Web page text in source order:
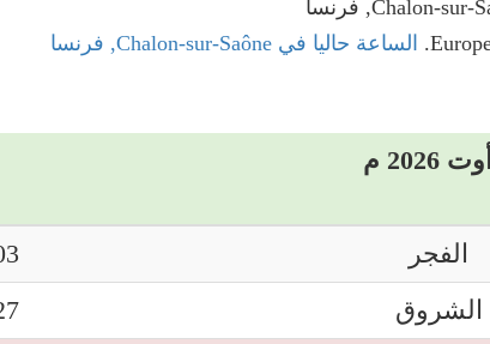
الساعة حاليا في Chalon-sur-Saône, فرنسا
الفجر
الشروق